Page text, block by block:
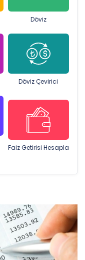
Döviz
Döviz Çevirici
Faiz Getirisi Hesapla